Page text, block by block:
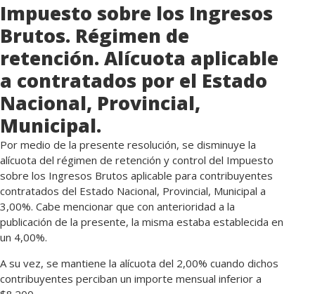
Impuesto sobre los Ingresos
Brutos. Régimen de
retención. Alícuota aplicable
a contratados por el Estado
Nacional, Provincial,
Municipal.
Por medio de la presente resolución, se disminuye la
alícuota del régimen de retención y control del Impuesto
sobre los Ingresos Brutos aplicable para contribuyentes
contratados del Estado Nacional, Provincial, Municipal a
3,00%. Cabe mencionar que con anterioridad a la
publicación de la presente, la misma estaba establecida en
un 4,00%.
A su vez, se mantiene la alícuota del 2,00% cuando dichos
contribuyentes perciban un importe mensual inferior a